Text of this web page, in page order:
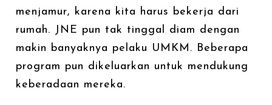
menjamur, karena kita harus bekerja dari
rumah. JNE pun tak tinggal diam dengan
makin banyaknya pelaku UMKM. Beberapa
program pun dikeluarkan untuk mendukung
keberadaan mereka.